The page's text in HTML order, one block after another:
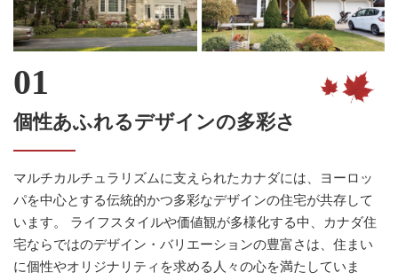
個性あふれるデザインの多彩さ
マルチカルチュラリズムに支えられたカナダには、ヨーロッ
パを中心とする伝統的かつ多彩なデザインの住宅が共存して
います。 ライフスタイルや価値観が多様化する中、カナダ住
宅ならではのデザイン・バリエーションの豊富さは、住まい
に個性やオリジナリティを求める人々の心を満たしていま